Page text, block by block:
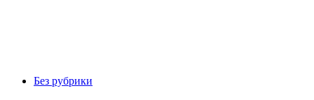
Без рубрики